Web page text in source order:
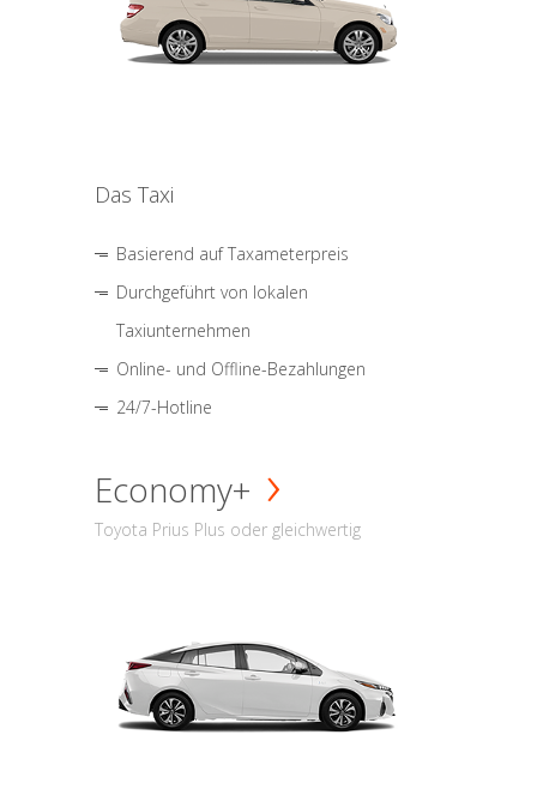
Das Taxi
Basierend auf Taxameterpreis
Durchgeführt von lokalen
Taxiunternehmen
Online- und Offline-Bezahlungen
24/7-Hotline
Economy+
Toyota Prius Plus oder gleichwertig